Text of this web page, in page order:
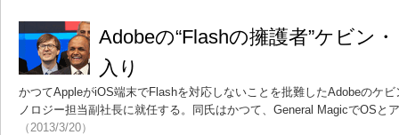
Adobeの“Flashの擁護者”ケビン
入り
かつてAppleがiOS端末でFlashを対応しないことを批難したAdobeのケ
ノロジー担当副社長に就任する。同氏はかつて、General MagicでOSと
（2013/3/20）